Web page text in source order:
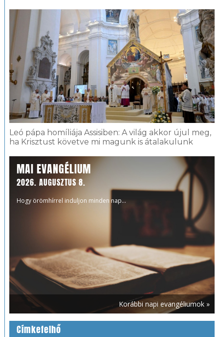
Leó pápa homíliája Assisiben: A világ akkor újul meg,
ha Krisztust követve mi magunk is átalakulunk
MAI EVANGÉLIUM
2026. AUGUSZTUS 8.
Hogy örömhírrel induljon minden nap...
Korábbi napi evangéliumok »
Címkefelhő